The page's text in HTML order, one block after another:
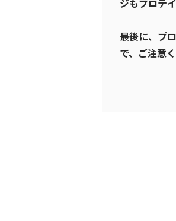
最後に、プ
で、ご注意